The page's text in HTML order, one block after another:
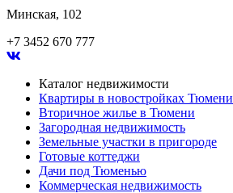
Минская, 102
+7 3452 670 777
Каталог недвижимости
Квартиры в новостройках Тюмени
Вторичное жилье в Тюмени
Загородная недвижимость
Земельные участки в пригороде
Готовые коттеджи
Дачи под Тюменью
Коммерческая недвижимость